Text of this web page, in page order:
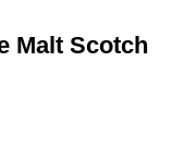
Malt Scotch